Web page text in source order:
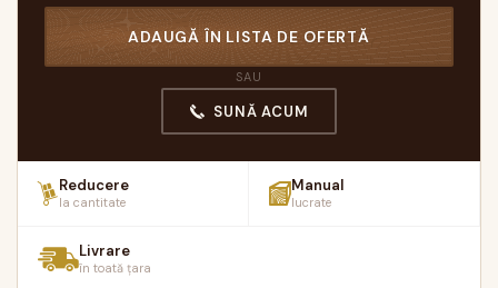
ADAUGĂ ÎN LISTA DE OFERTĂ
SAU
SUNĂ ACUM
Reducere
la cantitate
Manual
lucrate
Livrare
în toată țara